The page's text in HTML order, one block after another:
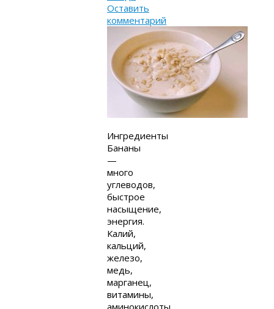
Оставить
комментарий
Ингредиенты
Бананы
—
много
углеводов,
быстрое
насыщение,
энергия.
Калий,
кальций,
железо,
медь,
марганец,
витамины,